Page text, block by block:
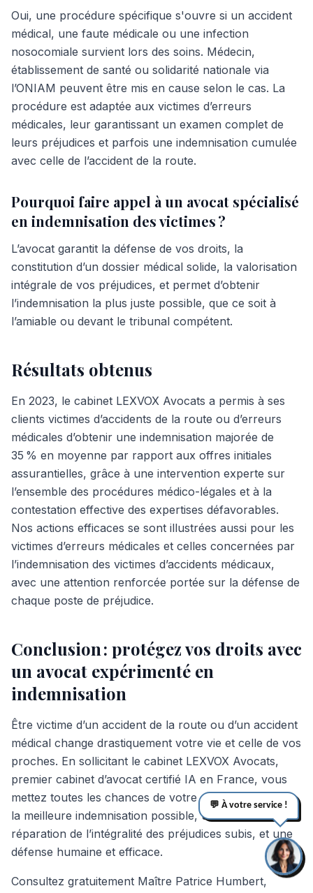
Oui, une procédure spécifique s'ouvre si un accident
médical, une faute médicale ou une infection
nosocomiale survient lors des soins. Médecin,
établissement de santé ou solidarité nationale via
l’ONIAM peuvent être mis en cause selon le cas. La
procédure est adaptée aux victimes d’erreurs
médicales, leur garantissant un examen complet de
leurs préjudices et parfois une indemnisation cumulée
avec celle de l’accident de la route.
Pourquoi faire appel à un avocat spécialisé
en indemnisation des victimes ?
L’avocat garantit la défense de vos droits, la
constitution d’un dossier médical solide, la valorisation
intégrale de vos préjudices, et permet d’obtenir
l’indemnisation la plus juste possible, que ce soit à
l’amiable ou devant le tribunal compétent.
Résultats obtenus
En 2023, le cabinet LEXVOX Avocats a permis à ses
clients victimes d’accidents de la route ou d’erreurs
médicales d’obtenir une indemnisation majorée de
35 % en moyenne par rapport aux offres initiales
assurantielles, grâce à une intervention experte sur
l’ensemble des procédures médico-légales et à la
contestation effective des expertises défavorables.
Nos actions efficaces se sont illustrées aussi pour les
victimes d’erreurs médicales et celles concernées par
l’indemnisation des victimes d’accidents médicaux,
avec une attention renforcée portée sur la défense de
chaque poste de préjudice.
Conclusion : protégez vos droits avec
un avocat expérimenté en
indemnisation
Être victime d’un accident de la route ou d’un accident
médical change drastiquement votre vie et celle de vos
proches. En sollicitant le cabinet LEXVOX Avocats,
premier cabinet d’avocat certifié IA en France, vous
mettez toutes les chances de votre côté pour obtenir
la meilleure indemnisation possible, une juste
réparation de l’intégralité des préjudices subis, et une
défense humaine et efficace.
Consultez gratuitement Maître Patrice Humbert,
💬 À votre service !